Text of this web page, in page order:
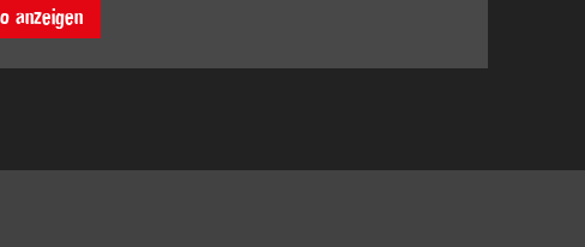
anzeigen